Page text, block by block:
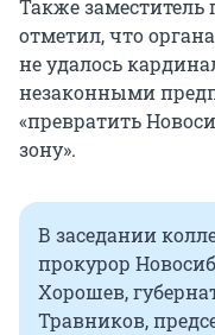
Также заместитель
отметил, что
не удалось
незаконными
«превратить
зону».
В заседании
прокурор
Хорошев,
Травников,